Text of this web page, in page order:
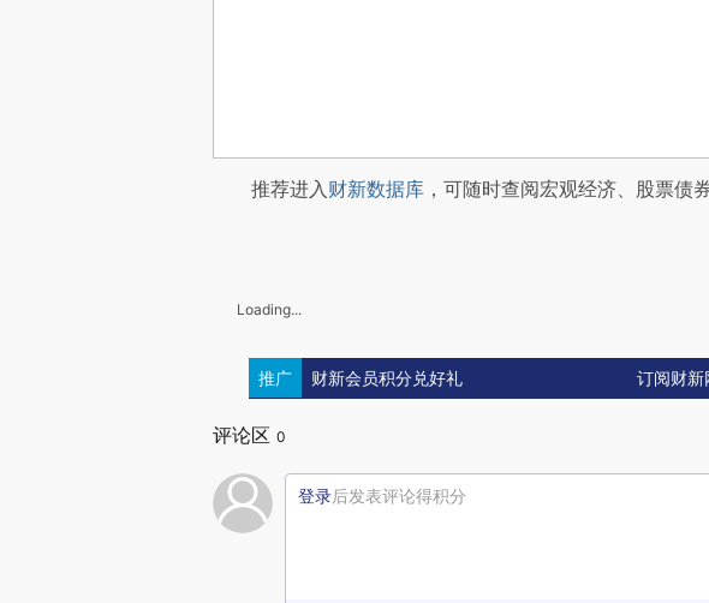
推荐进入财新数据库 ，可随时查阅宏观经济、股票债
Loading...
推广 财新会员积分兑好礼 订阅财新
评论区 0
登录后发表评论得积分